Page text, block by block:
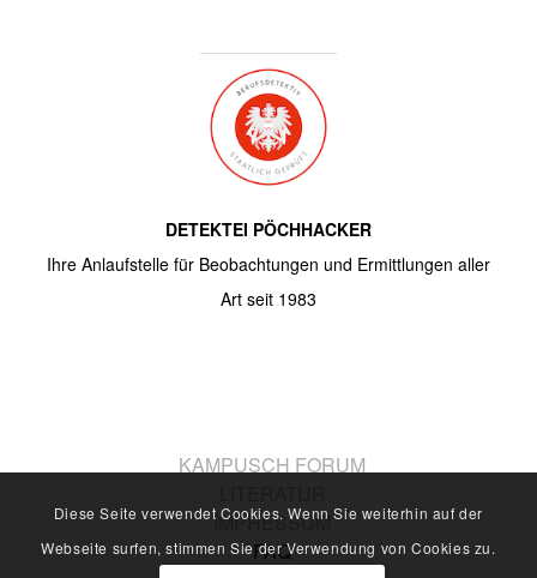
DETEKTEI PÖCHHACKER
Ihre Anlaufstelle für Beobachtungen und Ermittlungen aller
Art seit 1983
KAMPUSCH FORUM
IMPRESSUM
FAQ
Diese Seite verwendet Cookies. Wenn Sie weiterhin auf der
Webseite surfen, stimmen Sie der Verwendung von Cookies zu.